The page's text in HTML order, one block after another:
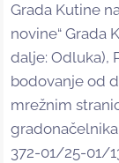
Grada Kutine
novine“ Grada
dalje: Odluka),
bodovanje od
mrežnim
gradonačelnika
372-01/25-01/